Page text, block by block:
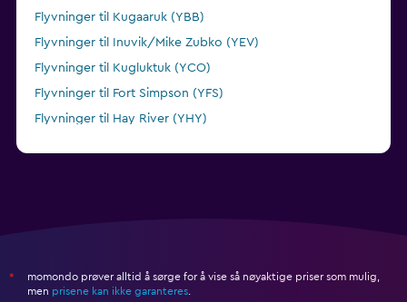
Flyvninger til Kugaaruk (YBB)
Flyvninger til Inuvik/Mike Zubko (YEV)
Flyvninger til Kugluktuk (YCO)
Flyvninger til Fort Simpson (YFS)
Flyvninger til Hay River (YHY)
*
momondo prøver alltid å sørge for å vise så nøyaktige priser som mulig,
men prisene kan ikke garanteres